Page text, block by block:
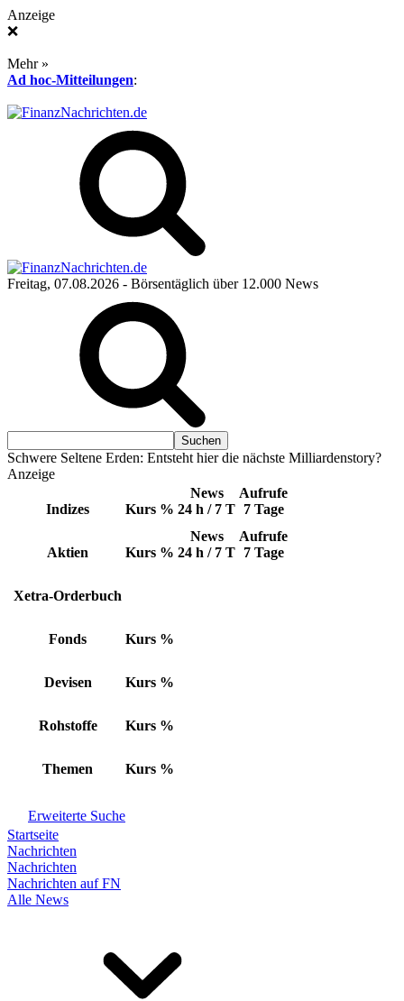
Anzeige
❌
Mehr »
Ad hoc-Mitteilungen:
Freitag, 07.08.2026 - Börsentäglich über 12.000 News
Schwere Seltene Erden: Entsteht hier die nächste Milliardenstory?
Anzeige
Indizes Kurs %
News
24 h / 7 T
Aufrufe
7 Tage
Aktien Kurs %
News
24 h / 7 T
Aufrufe
7 Tage
Xetra-Orderbuch
Fonds Kurs %
Devisen Kurs %
Rohstoffe Kurs %
Themen Kurs %
Erweiterte Suche
Startseite
Nachrichten
Nachrichten
Nachrichten auf FN
Alle News